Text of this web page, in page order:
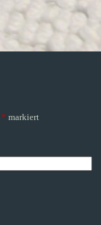
* markiert